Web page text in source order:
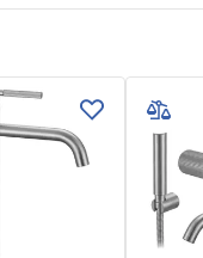
Gebürstetes